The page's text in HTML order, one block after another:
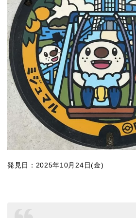
発見日：2025年10月24日(金)